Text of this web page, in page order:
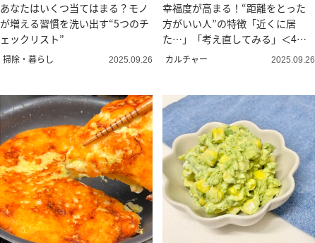
あなたはいくつ当てはまる？モノ
が増える習慣を洗い出す“5つのチ
ェックリスト”
掃除・暮らし 2025.09.26
幸福度が高まる！“距離をとった
方がいい人”の特徴「近くに居
た…」「考え直してみる」＜4コ
マ漫画＞
カルチャー 2025.09.26